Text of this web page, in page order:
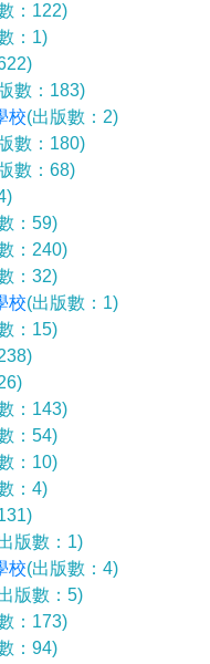
：122)
：1)
數：183)
校(出版數：2)
數：180)
數：68)
：59)
：240)
：32)
校(出版數：1)
：15)
：143)
：54)
：10)
：4)
版數：1)
校(出版數：4)
版數：5)
：173)
：94)